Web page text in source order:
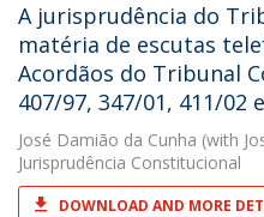
A jurisprudência do
matéria de escutas
Acordãos do Tribunal
407/97, 347/01, 411/02
José Damião da Cunha (with
Jurisprudência Constitucional
DOWNLOAD AND MORE